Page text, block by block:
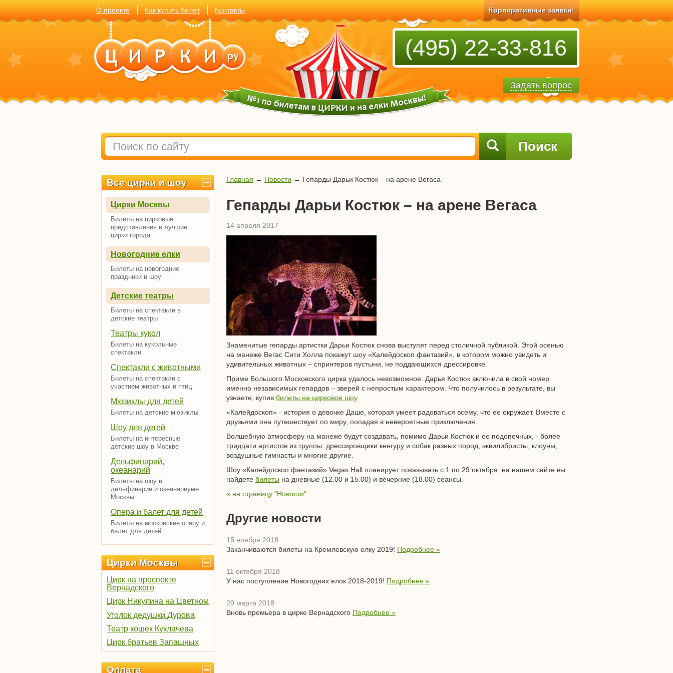
О проекте Как купить билет Контакты Корпоративные заявки!
(495) 22-33-816
Задать вопрос
Поиск
Все цирки и шоу
Цирки Москвы
Билеты на цирковые
представления в лучшие
цирки города
Новогодние елки
Билеты на новогодние
праздники и шоу
Детские театры
Билеты на спектакли в
детские театры
Театры кукол
Билеты на кукольные
спектакли
Спектакли с животными
Билеты на спектакли с
участием животных и птиц
Мюзиклы для детей
Билеты на детские мюзиклы
Шоу для детей
Билеты на интересные
детские шоу в Москве
Дельфинарий,
океанарий
Билеты на шоу в
дельфинарии и океанариуме
Москвы
Опера и балет для детей
Билеты на московские оперу и
балет для детей
Цирки Москвы
Цирк на проспекте
Вернадского
Цирк Никулина на Цветном
Уголок дедушки Дурова
Театр кошек Куклачева
Цирк братьев Запашных
Оплата
Главная → Новости → Гепарды Дарьи Костюк – на арене Вегаса
Гепарды Дарьи Костюк – на арене Вегаса
14 апреля 2017
Знаменитые гепарды артистки Дарьи Костюк снова выступят перед столичной публикой. Этой осенью
на манеже Вегас Сити Холла покажут шоу «Калейдоскоп фантазий», в котором можно увидеть и
удивительных животных – спринтеров пустыни, не поддающихся дрессировке.
Приме Большого Московского цирка удалось невозможное: Дарья Костюк включила в свой номер
именно независимых гепардов – зверей с непростым характером. Что получилось в результате, вы
узнаете, купив билеты на цирковое шоу.
«Калейдоскоп» - история о девочке Даше, которая умеет радоваться всему, что ее окружает. Вместе с
друзьями она путешествует по миру, попадая в невероятные приключения.
Волшебную атмосферу на манеже будут создавать, помимо Дарьи Костюк и ее подопечных, - более
тридцати артистов из труппы: дрессировщики кенгуру и собак разных пород, эквилибристы, клоуны,
воздушные гимнасты и многие другие.
Шоу «Калейдоскоп фантазий» Vegas Hall планирует показывать с 1 по 29 октября, на нашем сайте вы
найдете билеты на дневные (12.00 и 15.00) и вечерние (18.00) сеансы.
« на страницу "Новости"
Другие новости
15 ноября 2018
Заканчиваются билеты на Кремлевскую елку 2019! Подробнее »
11 октября 2018
У нас поступление Новогодних елок 2018-2019! Подробнее »
29 марта 2018
Вновь премьера в цирке Вернадского Подробнее »